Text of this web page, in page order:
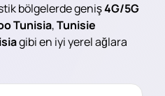
bölgelerde geniş4G/5G
Tunisia,Tunisie
gibi en iyi yerel ağlara